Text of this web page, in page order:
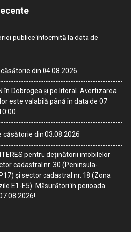
publice întocmită la data de
din 04.08.2026
în Dobrogea și pe litoral. Avertizarea
este valabilă până în data de 07
căsătorie din 03.08.2026
pentru deținătorii imobilelor
cadastral nr. 30 (Peninsula-
și sector cadastral nr. 18 (Zona
E1-E5). Măsurători în perioada